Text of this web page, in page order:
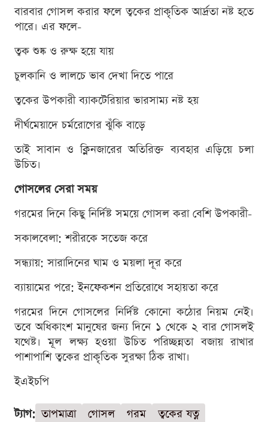
বারবার গোসল করার ফলে ত্বকের প্রাকৃতিক আর্দ্রতা নষ্ট হতে
পারে। এর ফলে-
ত্বক শুষ্ক ও রুক্ষ হয়ে যায়
চুলকানি ও লালচে ভাব দেখা দিতে পারে
ত্বকের উপকারী ব্যাকটেরিয়ার ভারসাম্য নষ্ট হয়
দীর্ঘমেয়াদে চর্মরোগের ঝুঁকি বাড়ে
তাই সাবান ও ক্লিনজারের অতিরিক্ত ব্যবহার এড়িয়ে চলা
উচিত।
গোসলের সেরা সময়
গরমের দিনে কিছু নির্দিষ্ট সময়ে গোসল করা বেশি উপকারী-
সকালবেলা: শরীরকে সতেজ করে
সন্ধ্যায়: সারাদিনের ঘাম ও ময়লা দূর করে
ব্যায়ামের পরে: ইনফেকশন প্রতিরোধে সহায়তা করে
গরমের দিনে গোসলের নির্দিষ্ট কোনো কঠোর নিয়ম নেই।
তবে অধিকাংশ মানুষের জন্য দিনে ১ থেকে ২ বার গোসলই
যথেষ্ট। মূল লক্ষ্য হওয়া উচিত পরিচ্ছন্নতা বজায় রাখার
পাশাপাশি ত্বকের প্রাকৃতিক সুরক্ষা ঠিক রাখা।
ইএইচপি
ট্যাগ: তাপমাত্রা গোসল গরম
ত্বকের যত্ন